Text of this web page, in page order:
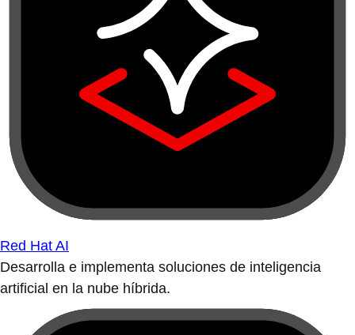
Red Hat AI
Desarrolla e implementa soluciones de inteligencia
artificial en la nube híbrida.